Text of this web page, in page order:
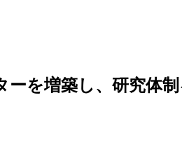
ーを増築し、研究体